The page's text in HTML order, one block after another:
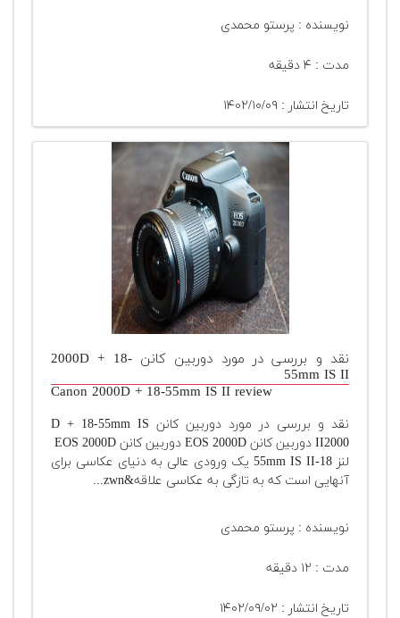
نویسنده : پرستو محمدی
مدت : ۴ دقیقه
تاریخ انتشار : ۱۴۰۲/۱۰/۰۹
نقد و بررسی در مورد دوربین کانن 2000D + 18-
55mm IS II
Canon 2000D + 18-55mm IS II review
نقد و بررسی در مورد دوربین کانن D + 18-55mm IS
لنز 18-55mm IS II یک ورودی عالی به دنیای عکاسی برای
آنهایی است که به تازگی به عکاسی علاقه&zwn...
نویسنده : پرستو محمدی
مدت : ۱۲ دقیقه
تاریخ انتشار : ۱۴۰۲/۰۹/۰۲